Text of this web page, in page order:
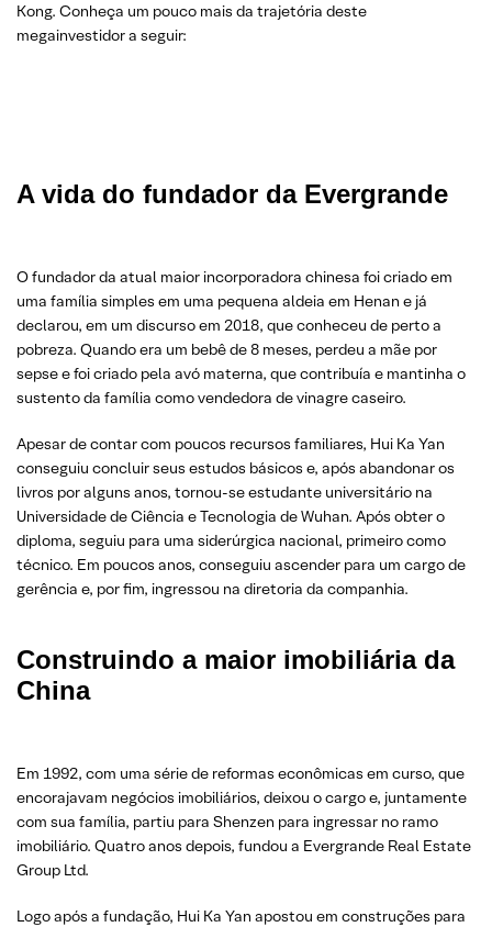
Kong. Conheça um pouco mais da trajetória deste
megainvestidor a seguir:
A vida do fundador da Evergrande
O fundador da atual maior incorporadora chinesa foi criado em
uma família simples em uma pequena aldeia em Henan e já
declarou, em um discurso em 2018, que conheceu de perto a
pobreza. Quando era um bebê de 8 meses, perdeu a mãe por
sepse e foi criado pela avó materna, que contribuía e mantinha o
sustento da família como vendedora de vinagre caseiro.
Apesar de contar com poucos recursos familiares, Hui Ka Yan
conseguiu concluir seus estudos básicos e, após abandonar os
livros por alguns anos, tornou-se estudante universitário na
Universidade de Ciência e Tecnologia de Wuhan. Após obter o
diploma, seguiu para uma siderúrgica nacional, primeiro como
técnico. Em poucos anos, conseguiu ascender para um cargo de
gerência e, por fim, ingressou na diretoria da companhia.
Construindo a maior imobiliária da
China
Em 1992, com uma série de reformas econômicas em curso, que
encorajavam negócios imobiliários, deixou o cargo e, juntamente
com sua família, partiu para Shenzen para ingressar no ramo
imobiliário. Quatro anos depois, fundou a Evergrande Real Estate
Group Ltd.
Logo após a fundação, Hui Ka Yan apostou em construções para